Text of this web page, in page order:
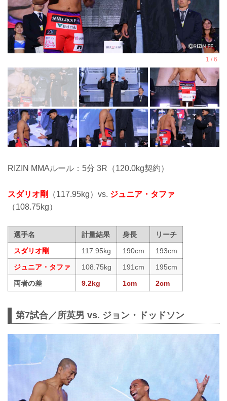
RIZIN MMAルール：5分 3R（120.0kg契約）
スダリオ剛 （117.95kg）vs. ジュニア・タファ
（108.75kg）
選手名 計量結果 身長
リーチ
スダリオ剛
117.95kg 190cm
193cm
ジュニア・タファ
108.75kg 191cm
195cm
両者の差
9.2kg 1cm 2cm
第7試合／所英男 vs. ジョン・ドッドソン